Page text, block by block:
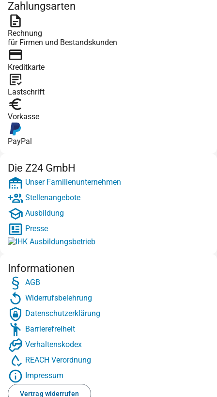
Zahlungsarten
Rechnung
für Firmen und Bestandskunden
Kreditkarte
Lastschrift
Vorkasse
PayPal
Die Z24 GmbH
Unser Familienunternehmen
Stellenangebote
Ausbildung
Presse
Informationen
AGB
Widerrufsbelehrung
Datenschutzerklärung
Barrierefreiheit
Verhaltenskodex
REACH Verordnung
Impressum
Vertrag widerrufen